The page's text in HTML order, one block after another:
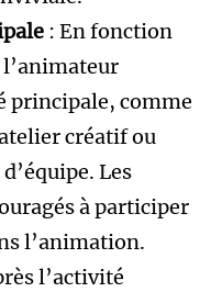
: En fonction
principale, comme
créatif ou
Les
à participer
l’animation.
l’activité